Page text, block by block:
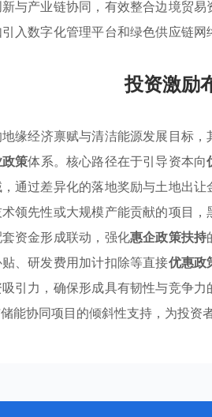
与产业链协同，有效整合边境贸
入数字化管理平台和绿色供应链
投资激励
缘经济禀赋与清洁能源发展目标，
策体系。核心路径在于引导资本向
通过差异化的落地奖励与土地出
领先性或大规模产能贡献的项目
资金形成联动，强化惠企政策扶持
、研发费用加计扣除等直接优惠政
引力，确保形成具有韧性与竞争力
能协同项目的倾斜性支持，为投资